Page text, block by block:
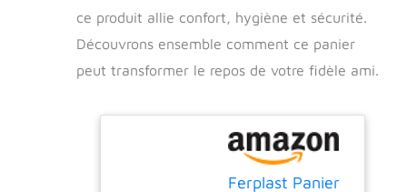
ce produit allie confort, hygiène et sécurité.
Découvrons ensemble comment ce panier
peut transformer le repos de votre fidèle ami.
Ferplast Panier